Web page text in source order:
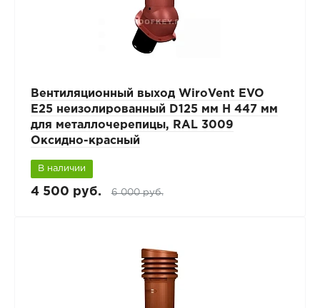
Вентиляционный выход WiroVent EVO
E25 неизолированный D125 мм Н 447 мм
для металлочерепицы, RAL 3009
Оксидно-красный
В наличии
4 500 руб. 6 000 руб.